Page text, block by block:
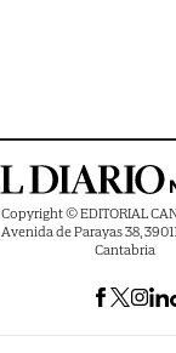
Copyright © EDITORIAL
Avenida de Parayas 38,
Cantabria